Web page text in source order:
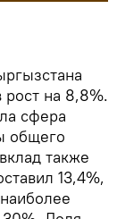
на 8,8%.
сфера
общего
также
13,4%,